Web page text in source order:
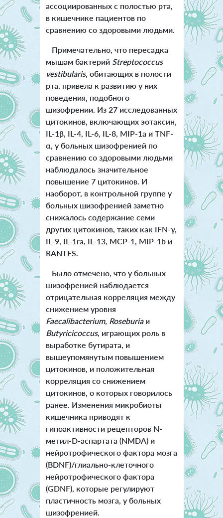
ассоциированных с полостью рта,
в кишечнике пациентов по
сравнению со здоровыми людьми.
Примечательно, что пересадка
мышам бактерий Streptococcus
vestibularis, обитающих в полости
рта, привела к развитию у них
поведения, подобного
шизофрении. Из 27 исследованных
цитокинов, включающих эотаксин,
IL-1β, IL-4, IL-6, IL-8, MIP-1a и TNF-
α, у больных шизофренией по
сравнению со здоровыми людьми
наблюдалось значительное
повышение 7 цитокинов. И
наоборот, в контрольной группе у
больных шизофренией заметно
снижалось содержание семи
других цитокинов, таких как IFN-γ,
IL-9, IL-1ra, IL-13, MCP-1, MIP-1b и
RANTES.
Было отмечено, что у больных
шизофренией наблюдается
отрицательная корреляция между
снижением уровня
Faecalibacterium, Roseburiaи
Butyricicoccus, играющих роль в
выработке бутирата, и
вышеупомянутым повышением
цитокинов, и положительная
корреляция со снижением
цитокинов, о которых говорилось
ранее. Изменения микробиоты
кишечника приводят к
гипоактивности рецепторов N-
метил-D-аспартата (NMDA) и
нейротрофического фактора мозга
(BDNF)/глиально-клеточного
нейротрофического фактора
(GDNF), которые регулируют
пластичность мозга, у больных
шизофренией.